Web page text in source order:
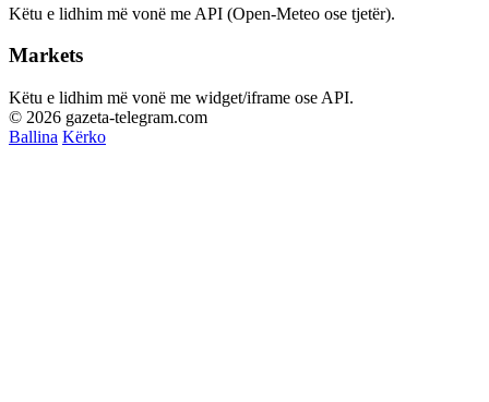
Këtu e lidhim më vonë me API (Open-Meteo ose tjetër).
Markets
Këtu e lidhim më vonë me widget/iframe ose API.
© 2026 gazeta-telegram.com
Ballina Kërko